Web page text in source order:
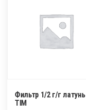
Фильтр 1/2 г/г латунь
TIM